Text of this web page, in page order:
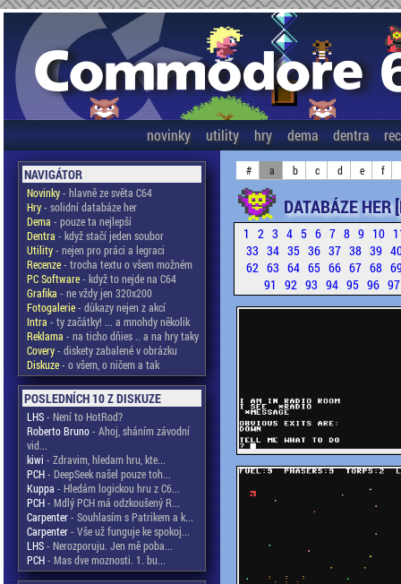
novinky utility hry dema dentra
NAVIGÁTOR
Novinky- hlavně ze světa C64
Hry- solidní databáze her
Dema - pouze ta nejlepší
Dentra - když stačí jeden soubor
Utility- nejen pro práci a legraci
Recenze- trocha textu o všem možném
PC Software- když to nejde na C64
Grafika - ne vždy jen 320x200
Fotogalerie- důkazy nejen z akcí
Intra - ty začátky! ... a mnohdy několik
Reklama - na ticho dňies .. a na hry taky
Covery- diskety zabalené v obrázku
Diskuze- o všem, o ničem a tak
POSLEDNÍCH 10 Z DISKUZE
LHS- Není to HotRod?
Roberto Bruno- Ahoj, sháním závodní
vid...
kiwi - Zdravim, hledam hru, kte...
PCH- DeepSeek našel pouze toh...
Kuppa - Hledám logickou hru z C6...
PCH- Mdlý PCH má odzkoušený R...
Carpenter- Souhlasím s Patrikem a k...
Carpenter- Vše už funguje ke spokoj...
LHS- Nerozporuju. Jen mě poba...
PCH- Mas dve moznosti. 1. bu...
# a b c d e f
DATABÁZE
1 2 3 4 5 6 7 8 9 10
33 34 35 36 37 38 39
62 63 64 65 66 67 68
91 92 93 94 95 96